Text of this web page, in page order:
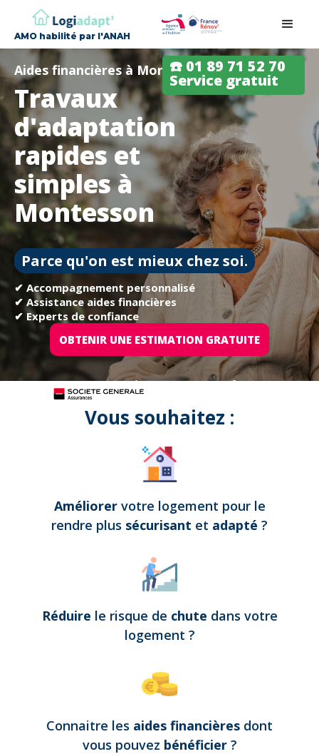
AMO habilité par l'ANAH
☎️ 01 89 71 52 70
Service gratuit
Aides financières à Montesson
Travaux
d'adaptation
rapides et
simples à
Montesson
Parce qu'on est mieux chez soi.
✔ Accompagnement personnalisé
✔ Assistance aides financières
✔ Experts de confiance
OBTENIR UNE ESTIMATION GRATUITE
Tous nos projets sont assurés par
Vous souhaitez :
Améliorer votre logement pour le
rendre plus sécurisant et adapté ?
Réduire le risque de chute dans votre
logement ?
Connaitre les aides financières dont
vous pouvez bénéficier ?